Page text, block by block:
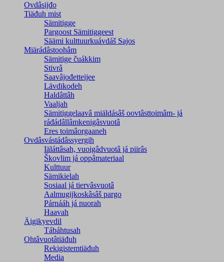
Ovdâsijđo
Tiäđuh mist
Sämitigge
Pargoost Sämitiggeest
Säämi kulttuurkuávdáš Sajos
Miärádâstoohâm
Sämitige čuákkim
Stivrâ
Saavâjođetteijee
Lävdikodeh
Haldâttâh
Vaaljah
Sämitiggelaavâ miäldásâš oovtâsttoimâm- já
ráđádâllâmkenigâsvuotâ
Eres toimâorgaaneh
Ovdâsvástádâssyergih
Iäláttâsah, vuoigâdvuotâ já piirâs
Škovlim já oppâmateriaal
Kulttuur
Sämikielah
Sosiaal já tiervâsvuotâ
Aalmugijkoskâsâš pargo
Párnááh já nuorah
Haavah
Äigikyevdil
Tábáhtusah
Ohtâvuotâtiäđuh
Rekigistemtiäđuh
Media